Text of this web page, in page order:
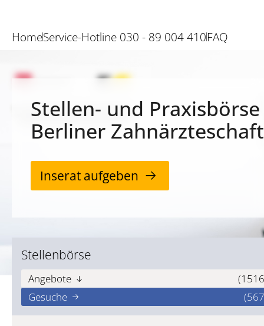
HomeService-Hotline 030 - 89 004 410FAQ
Stellen- und
Berliner Zahnärzteschaft
Inserat aufgeben
Stellenbörse
Angebote
Gesuche